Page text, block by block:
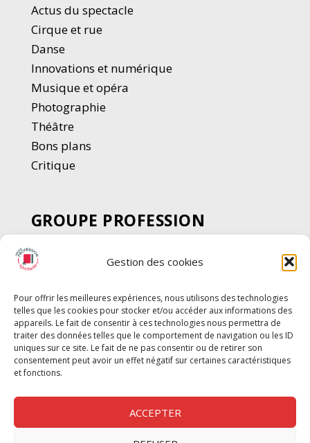
Gestion des cookies
Pour offrir les meilleures expériences, nous utilisons des technologies
telles que les cookies pour stocker et/ou accéder aux informations des
appareils. Le fait de consentir à ces technologies nous permettra de
traiter des données telles que le comportement de navigation ou les ID
uniques sur ce site. Le fait de ne pas consentir ou de retirer son
consentement peut avoir un effet négatif sur certaines caractéristiques
et fonctions.
ACCEPTER
Actus du spectacle
Cirque et rue
Danse
Innovations et numérique
Musique et opéra
Photographie
Théâtre
Bons plans
Critique
GROUPE PROFESSION
SPECTACLE
Chèque Intermittents
Chèque Compta
Chèque Emploi Spectacle
G-Pods
Profession Audio-visuel